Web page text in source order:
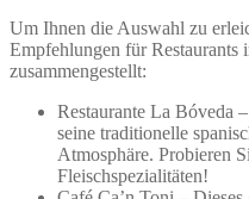
Um Ihnen die Auswahl zu
Empfehlungen für Restaurants
zusammengestellt:
Restaurante La Bóveda
seine traditionelle
Atmosphäre. Probieren
Fleischspezialitäten!